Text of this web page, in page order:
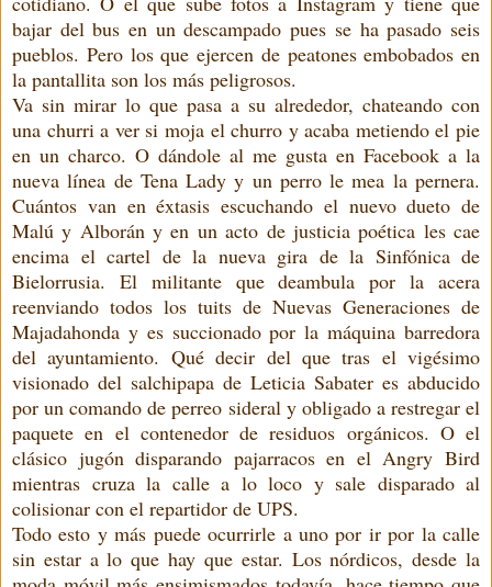
bajar del bus en un descampado pues se ha pasado seis
pueblos. Pero los que ejercen de peatones embobados en
la pantallita son los más peligrosos.
Va sin mirar lo que pasa a su alrededor, chateando con
una churri a ver si moja el churro y acaba metiendo el pie
en un charco. O dándole al me gusta en Facebook a la
nueva línea de Tena Lady y un perro le mea la pernera.
Cuántos van en éxtasis escuchando el nuevo dueto de
Malú y Alborán y en un acto de justicia poética les cae
encima el cartel de la nueva gira de la Sinfónica de
Bielorrusia. El militante que deambula por la acera
reenviando todos los tuits de Nuevas Generaciones de
Majadahonda y es succionado por la máquina barredora
del ayuntamiento. Qué decir del que tras el vigésimo
visionado del salchipapa de Leticia Sabater es abducido
por un comando de perreo sideral y obligado a restregar el
paquete en el contenedor de residuos orgánicos. O el
clásico jugón disparando pajarracos en el Angry Bird
mientras cruza la calle a lo loco y sale disparado al
colisionar con el repartidor de UPS.
Todo esto y más puede ocurrirle a uno por ir por la calle
sin estar a lo que hay que estar. Los nórdicos, desde la